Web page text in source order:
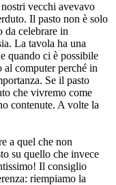
vecchi avevavo
Il pasto non è solo
da celebrare in
La tavola ha una
quando ci è possibile
al computer perché in
Se il pasto
che vivremo come
contenute. A volte la
a quel che non
su quello che invece
Il consiglio
riempiamo la